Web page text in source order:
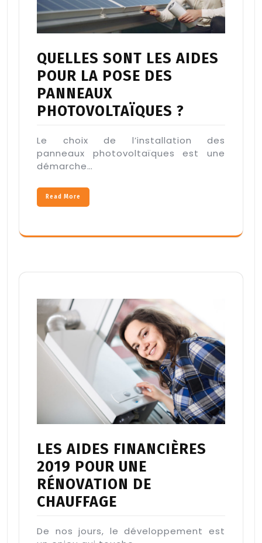
QUELLES SONT LES AIDES
POUR LA POSE DES
PANNEAUX
PHOTOVOLTAÏQUES ?
Le choix de l’installation des
panneaux photovoltaïques est une
démarche…
Read More
LES AIDES FINANCIÈRES
2019 POUR UNE
RÉNOVATION DE
CHAUFFAGE
De nos jours, le développement est